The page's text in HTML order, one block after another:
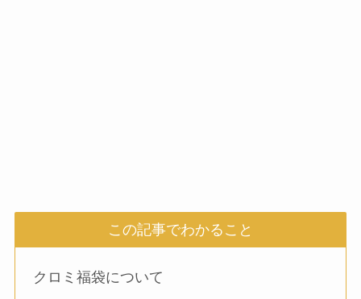
この記事でわかること
クロミ福袋について